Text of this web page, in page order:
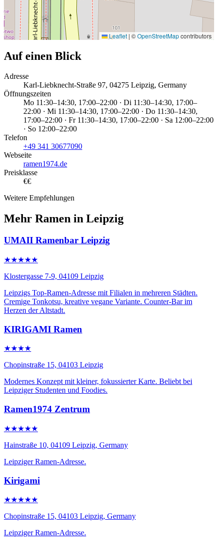
Leaflet | ©OpenStreetMapcontributors
Auf einen Blick
Adresse
Karl-Liebknecht-Straße 97, 04275 Leipzig, Germany
Öffnungszeiten
Mo 11:30–14:30, 17:00–22:00 · Di 11:30–14:30, 17:00–
22:00 · Mi 11:30–14:30, 17:00–22:00 · Do 11:30–14:30,
17:00–22:00 · Fr 11:30–14:30, 17:00–22:00 · Sa 12:00–22:00
· So 12:00–22:00
Telefon
+49 341 30677090
Webseite
ramen1974.de
Preisklasse
€€
Weitere Empfehlungen
Mehr Ramen in Leipzig
UMAII Ramenbar Leipzig
★★★★★
Klostergasse 7-9, 04109 Leipzig
Leipzigs Top-Ramen-Adresse mit Filialen in mehreren Städten.
Cremige Tonkotsu, kreative vegane Variante. Counter-Bar im
Herzen der Altstadt.
KIRIGAMI Ramen
★★★★
Chopinstraße 15, 04103 Leipzig
Modernes Konzept mit kleiner, fokussierter Karte. Beliebt bei
Leipziger Studenten und Foodies.
Ramen1974 Zentrum
★★★★★
Hainstraße 10, 04109 Leipzig, Germany
Leipziger Ramen-Adresse.
Kirigami
★★★★★
Chopinstraße 15, 04103 Leipzig, Germany
Leipziger Ramen-Adresse.